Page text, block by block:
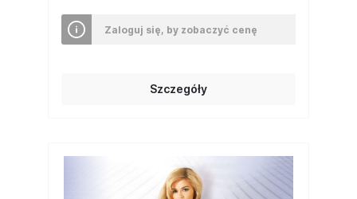
Zaloguj się, by zobaczyć cenę
Szczegóły